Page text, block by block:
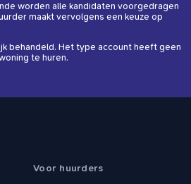
worden alle kandidaten voorgedragen
maakt vervolgens een keuze op
behandeld. Het type account heeft geen
te huren.
Voor huurders